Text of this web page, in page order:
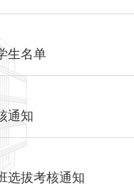
生名单
通知
选拔考核通知